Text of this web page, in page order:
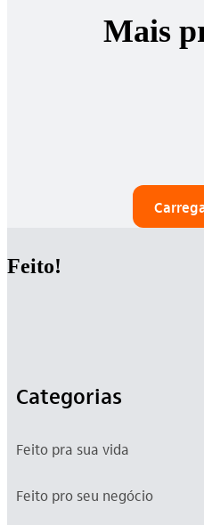
Mais
Feito!
Categorias
Feito pra sua vida
Feito pro seu negócio